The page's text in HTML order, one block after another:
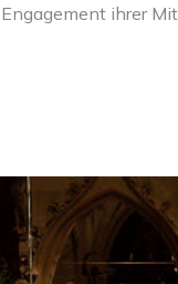
Engagement ihrer